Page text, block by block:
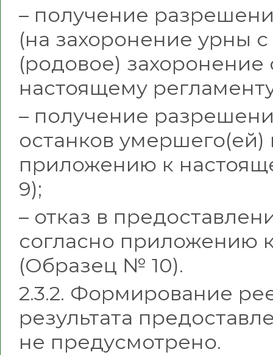
– получение
(на захоронение урны
(родовое)
настоящему
– получение
останков умершего(ей)
приложению к
9);
– отказ в
согласно приложению
(Образец № 10).
2.3.2. Формирование
результата
не предусмотрено.